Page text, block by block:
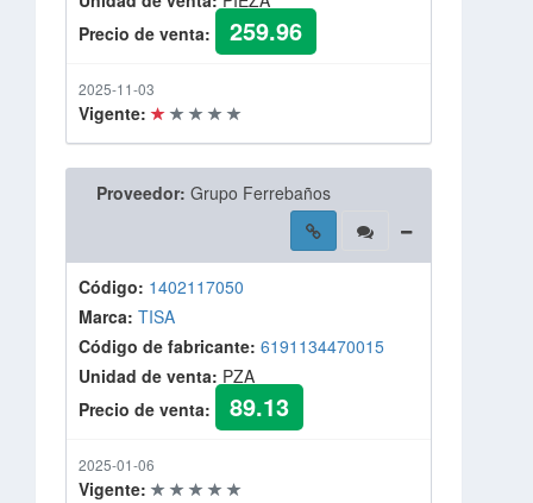
Precio de venta:
259.96
2025-11-03
Vigente:
Proveedor: Grupo Ferrebaños
Código: 1402117050
Marca: TISA
Código de fabricante: 6191134470015
Unidad de venta: PZA
Precio de venta:
89.13
2025-01-06
Vigente: